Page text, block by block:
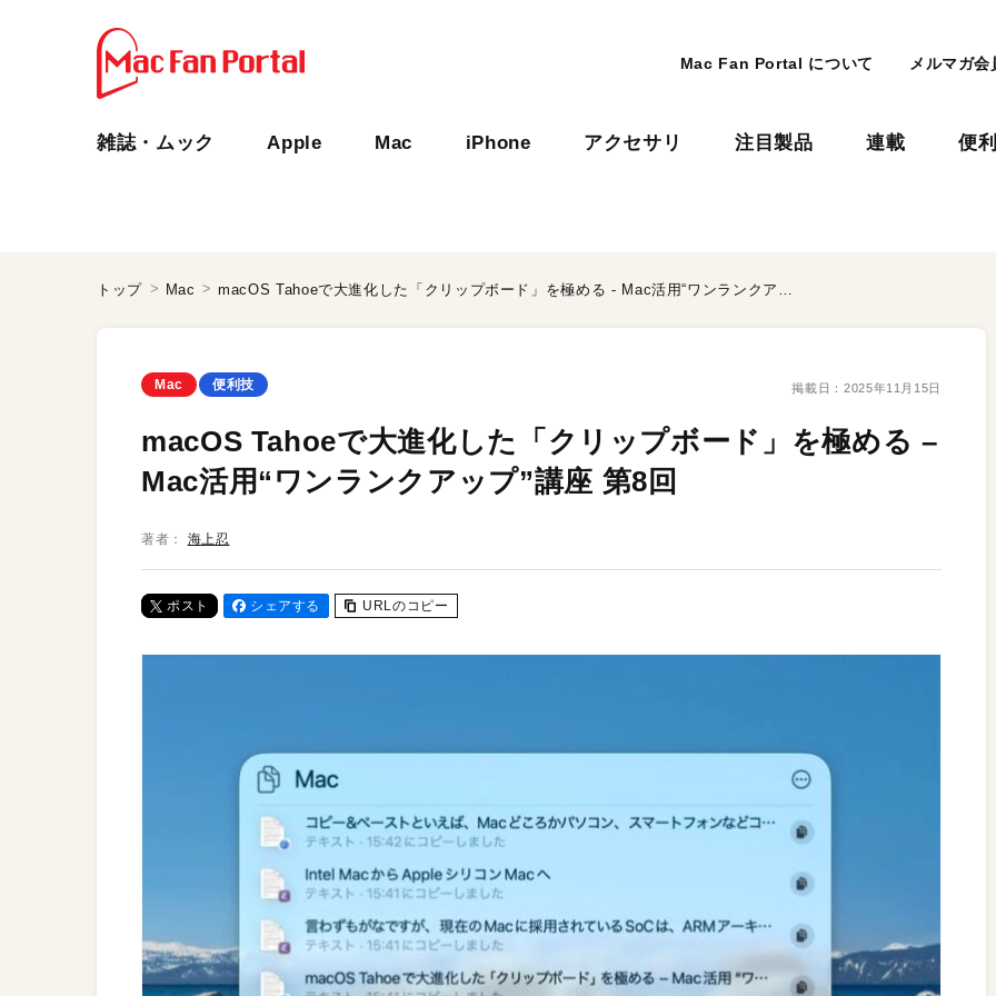
Mac Fan Portal について メルマガ会
雑誌・ムック Apple Mac iPhone アクセサリ 注目製品 連載 便
トップ Mac macOS Tahoeで大進化した「クリップボード」を極める - Mac活用“ワンランクアップ”講座 第8回
Mac 便利技 掲載日： 2025年11月15日
macOS Tahoeで大進化した「クリップボード」を極める –
Mac活用“ワンランクアップ”講座 第8回
著者： 海上忍
ポスト シェアする URLのコピー